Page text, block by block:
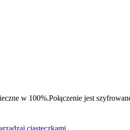
w 100%.Połączenie jest
ciasteczkami